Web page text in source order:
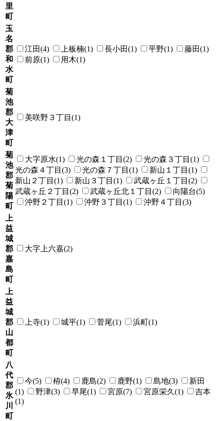
里
町
玉
名
郡
和
水
町
江田(4) 上板楠(1) 長小田(1) 平野(1)
藤田(1)
前原(1)
用木(1)
菊
池
郡
大
津
町
美咲野３丁目(1)
菊
池
郡
菊
陽
町
大字原水(1) 光の森１丁目(2)
光の森３丁目(1)
光の森４丁目(3)
光の森７丁目(1)
新山１丁目(1)
新山２丁目(1)
新山３丁目(1)
武蔵ヶ丘１丁目(2)
武蔵ヶ丘２丁目(2)
武蔵ヶ丘北１丁目(2)
向陽台(5)
沖野２丁目(1)
沖野３丁目(1)
沖野４丁目(3)
上
益
城
郡
嘉
島
町
大字上六嘉(2)
上
益
城
郡
山
都
町
上寺(1) 城平(1) 菅尾(1) 浜町(1)
八
代
郡
氷
川
町
今(5) 栫(4) 鹿島(2) 鹿野(1) 島地(3)
新田
(1)
野津(3) 早尾(1) 宮原(7) 宮原栄久(1)
吉本
(1)